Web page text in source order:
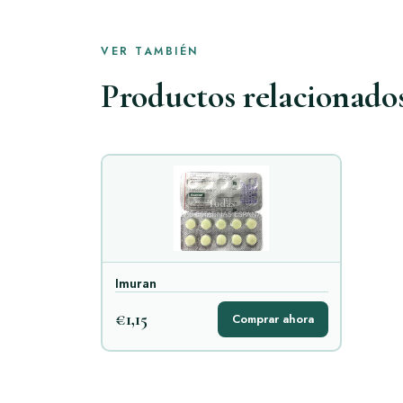
VER TAMBIÉN
Productos
Imuran
€1,15 Comprar ahora